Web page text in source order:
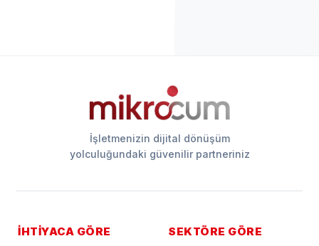
İşletmenizin dijital dönüşüm
yolculuğundaki güvenilir partneriniz
İHTİYACA GÖRE SEKTÖRE GÖRE